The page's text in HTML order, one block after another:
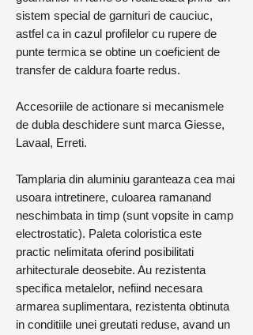
sistem special de garnituri de cauciuc,
astfel ca in cazul profilelor cu rupere de
punte termica se obtine un coeficient de
transfer de caldura foarte redus.
Accesoriile de actionare si mecanismele
de dubla deschidere sunt marca Giesse,
Lavaal, Erreti.
Tamplaria din aluminiu garanteaza cea mai
usoara intretinere, culoarea ramanand
neschimbata in timp (sunt vopsite in camp
electrostatic). Paleta coloristica este
practic nelimitata oferind posibilitati
arhitecturale deosebite. Au rezistenta
specifica metalelor, nefiind necesara
armarea suplimentara, rezistenta obtinuta
in conditiile unei greutati reduse, avand un